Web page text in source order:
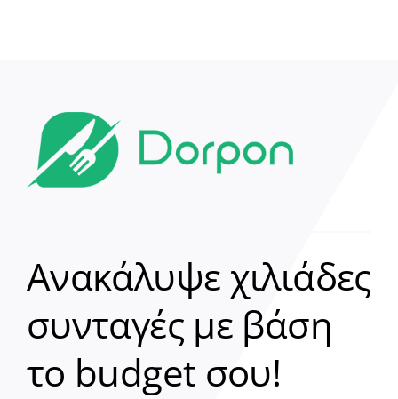
Ανακάλυψε χιλιάδες
συνταγές με βάση
το budget σου!